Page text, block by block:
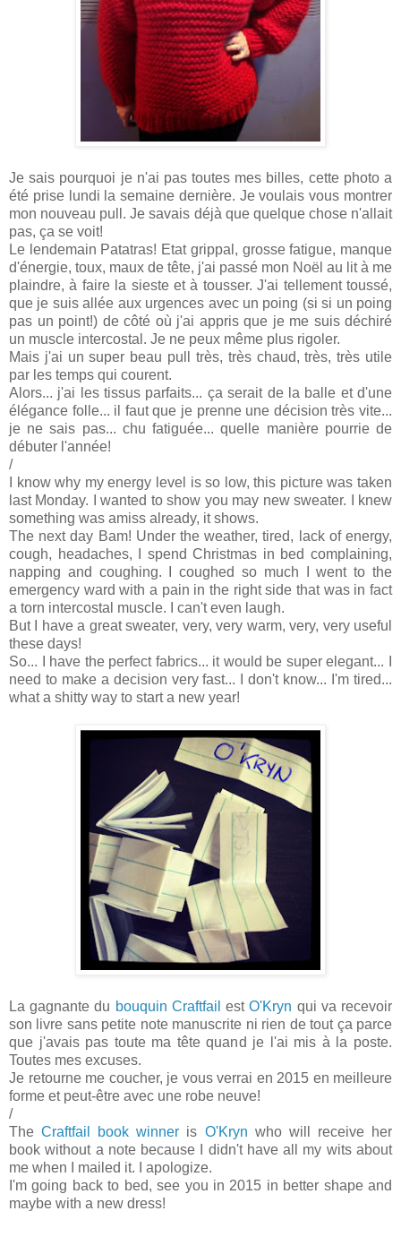
Je sais pourquoi je n'ai pas toutes mes billes, cette photo a
été prise lundi la semaine dernière. Je voulais vous montrer
mon nouveau pull. Je savais déjà que quelque chose n'allait
pas, ça se voit!
Le lendemain Patatras! Etat grippal, grosse fatigue, manque
d'énergie, toux, maux de tête, j'ai passé mon Noël au lit à me
plaindre, à faire la sieste et à tousser. J'ai tellement toussé,
que je suis allée aux urgences avec un poing (si si un poing
pas un point!) de côté où j'ai appris que je me suis déchiré
un muscle intercostal. Je ne peux même plus rigoler.
Mais j'ai un super beau pull très, très chaud, très, très utile
par les temps qui courent.
Alors... j'ai les tissus parfaits... ça serait de la balle et d'une
élégance folle... il faut que je prenne une décision très vite...
je ne sais pas... chu fatiguée... quelle manière pourrie de
débuter l'année!
/
I know why my energy level is so low, this picture was taken
last Monday. I wanted to show you may new sweater. I knew
something was amiss already, it shows.
The next day Bam! Under the weather, tired, lack of energy,
cough, headaches, I spend Christmas in bed complaining,
napping and coughing. I coughed so much I went to the
emergency ward with a pain in the right side that was in fact
a torn intercostal muscle. I can't even laugh.
But I have a great sweater, very, very warm, very, very useful
these days!
So... I have the perfect fabrics... it would be super elegant... I
need to make a decision very fast... I don't know... I'm tired...
what a shitty way to start a new year!
La gagnante du bouquin Craftfail estO'Kryn qui va recevoir
son livre sans petite note manuscrite ni rien de tout ça parce
que j'avais pas toute ma tête quand je l'ai mis à la poste.
Toutes mes excuses.
Je retourne me coucher, je vous verrai en 2015 en meilleure
forme et peut-être avec une robe neuve!
/
TheCraftfail book winner is O'Kryn who will receive her
book without a note because I didn't have all my wits about
me when I mailed it. I apologize.
I'm going back to bed, see you in 2015 in better shape and
maybe with a new dress!